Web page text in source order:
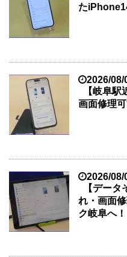
た
2026/08/
【岐阜
画面修理
2026/08/
【デー
れ・画面
ク岐阜へ！